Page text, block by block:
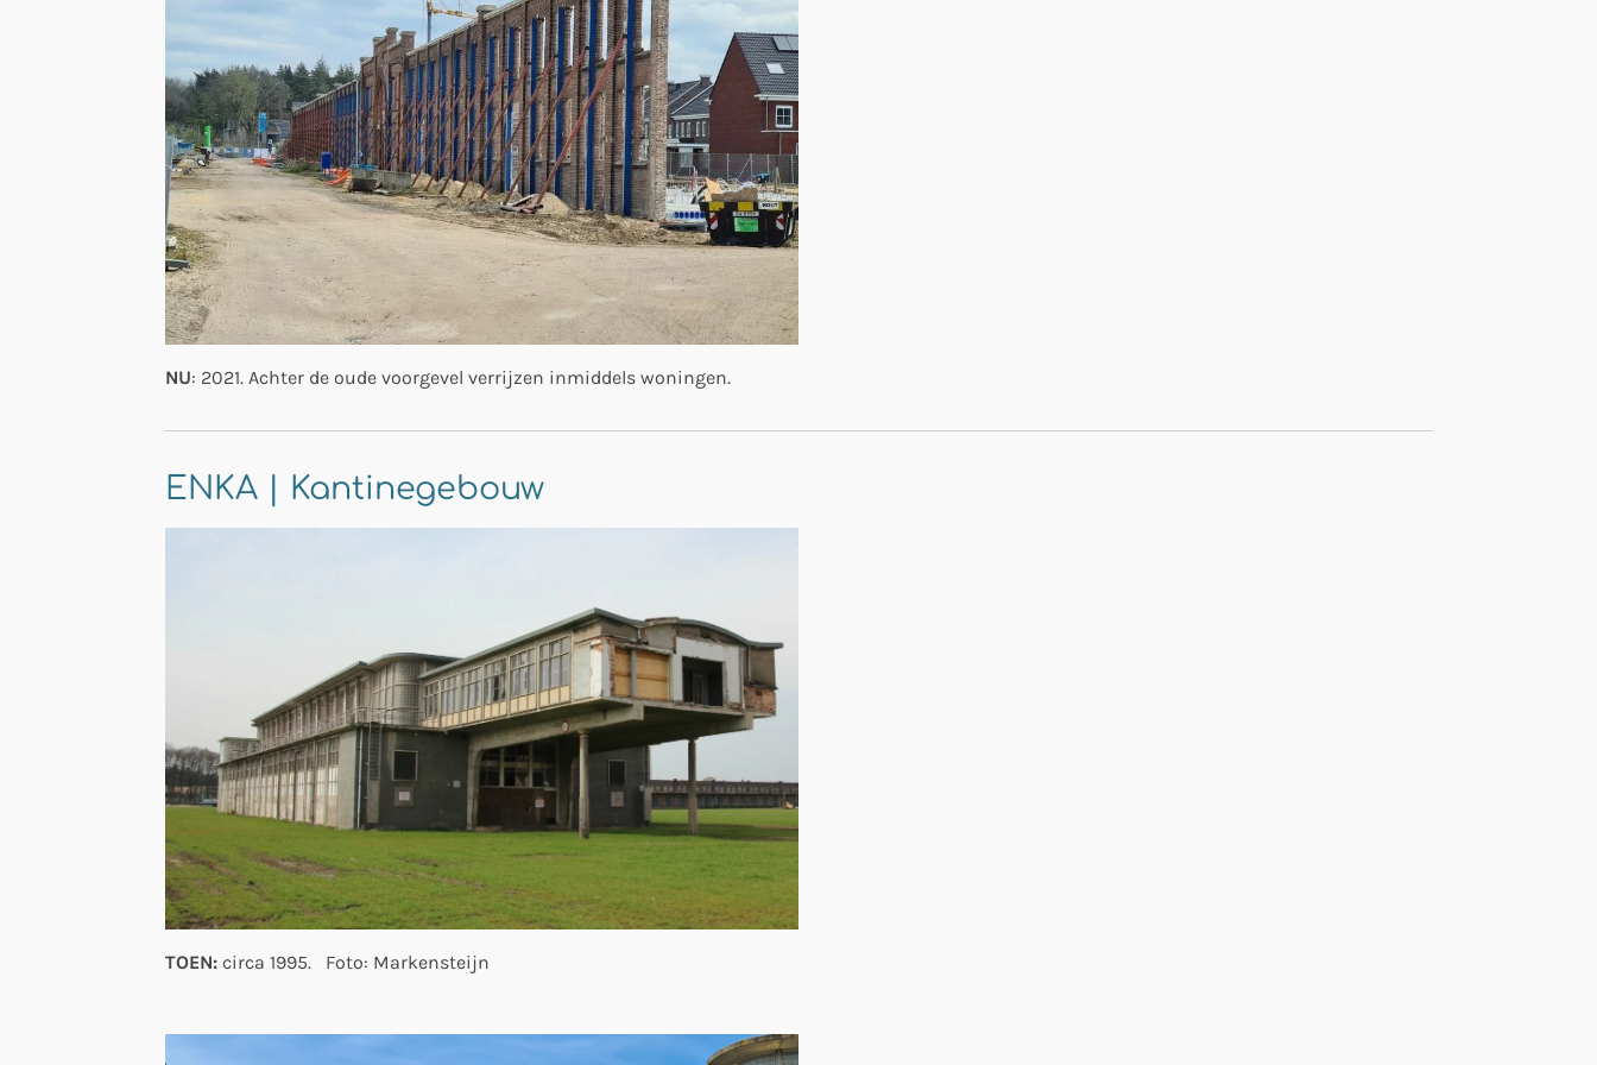
NU: 2021. Achter de oude voorgevel verrijzen inmiddels woningen.
ENKA | Kantinegebouw
TOEN: circa 1995. Foto: Markensteijn